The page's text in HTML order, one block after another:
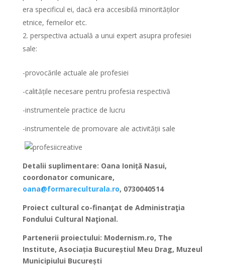
era specificul ei, dacă era accesibilă minorităților
etnice, femeilor etc.
perspectiva actuală a unui expert asupra profesiei
sale:
-provocările actuale ale profesiei
-calitățile necesare pentru profesia respectivă
-instrumentele practice de lucru
-instrumentele de promovare ale activității sale
Detalii suplimentare: Oana Ioniță Nasui,
coordonator comunicare,
oana@formareculturala.ro, 0730040514
Proiect cultural co-finanţat de Administraţia
Fondului Cultural Naţional.
Partenerii proiectului: Modernism.ro, The
Institute, Asociația Bucureștiul Meu Drag, Muzeul
Municipiului București